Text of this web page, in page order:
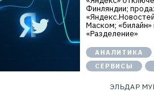
Финляндии;
Маском; «билайн»
«Разделение»
АНАЛИТИКА
СЕРВИСЫ
ЭЛЬДАР